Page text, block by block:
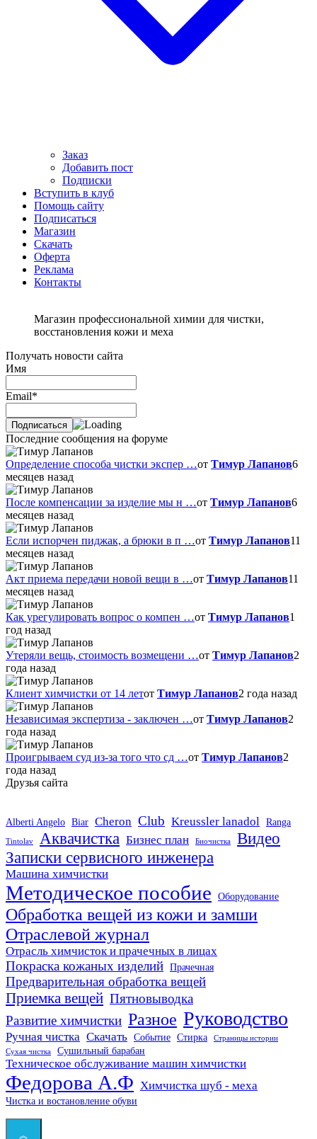
Заказ
Добавить пост
Подписки
Вступить в клуб
Помощь сайту
Подписаться
Магазин
Скачать
Оферта
Реклама
Контакты
Магазин профессиональной химии для чистки,
восстановления кожи и меха
Получать новости сайта
Имя
Email*
Последние сообщения на форуме
Определение способа чистки экспер …от Тимур Лапанов6
месяцев назад
После компенсации за изделие мы н …от Тимур Лапанов6
месяцев назад
Если испорчен пиджак, а брюки в п …от Тимур Лапанов11
месяцев назад
Акт приема передачи новой вещи в …от Тимур Лапанов11
месяцев назад
Как урегулировать вопрос о компен …от Тимур Лапанов1
год назад
Утеряли вещь, стоимость возмещени …от Тимур Лапанов2
года назад
Клиент химчистки от 14 летот Тимур Лапанов2 года назад
Независимая экспертиза - заключен …от Тимур Лапанов2
года назад
Проигрываем суд из-за того что сд …от Тимур Лапанов2
года назад
Друзья сайта
Alberti Angelo Biar Cheron Club Kreussler lanadol Ranga
Tintolav Аквачистка Бизнес план Биочистка
Видео
Записки сервисного инженера
Машина химчистки
Методическое пособие Оборудование
Обработка вещей из кожи и замши
Отраслевой журнал
Отрасль химчисток и прачечных в лицах
Покраска кожаных изделий Прачечная
Предварительная обработка вещей
Приемка вещей Пятновыводка
Развитие химчистки Разное Руководство
Ручная чистка Скачать Событие Стирка
Страницы истории
Сухая чистка
Сушильный барабан
Техническое обслуживание машин химчистки
Федорова А.Ф Химчистка шуб - меха
Чистка и востановление обуви
Использование Яндекс
Метрики и cookie
Наш сайт использует сервис Яндекс Метрика для
анализа поведения пользователей и улучшения
работы ресурса. Также использует cookie для
хранения данных. Продолжая использовать сайт,
Вы даете свое согласие на работу с этими файлами.
Какие данные собираются и важная
информация:
Показать подробности